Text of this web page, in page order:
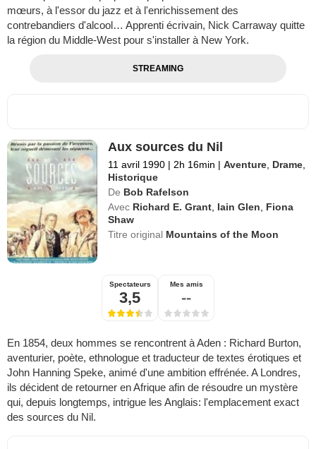
mœurs, à l'essor du jazz et à l'enrichissement des
contrebandiers d'alcool… Apprenti écrivain, Nick Carraway quitte
la région du Middle-West pour s'installer à New York.
STREAMING
Aux sources du Nil
11 avril 1990 | 2h 16min | Aventure, Drame,
Historique
De Bob Rafelson
Avec Richard E. Grant, Iain Glen, Fiona
Shaw
Titre original Mountains of the Moon
Spectateurs
3,5
Mes amis
--
En 1854, deux hommes se rencontrent à Aden : Richard Burton,
aventurier, poète, ethnologue et traducteur de textes érotiques et
John Hanning Speke, animé d'une ambition effrénée. A Londres,
ils décident de retourner en Afrique afin de résoudre un mystère
qui, depuis longtemps, intrigue les Anglais: l'emplacement exact
des sources du Nil.